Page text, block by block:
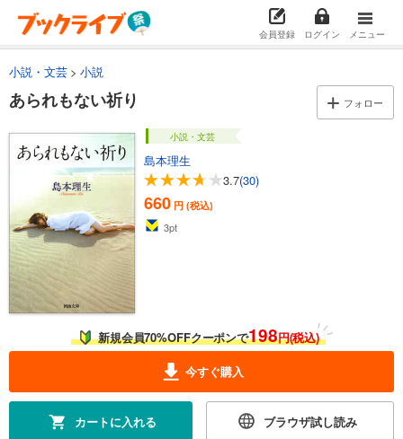
会員登録 ログイン メニュー
小説・文芸 小説
あられもない祈り フォロー
小説・文芸
島本理生
3.7(30)
660 円 (税込)
3pt
新規会員70%OFFクーポンで198円(税込)
今すぐ購入
カートに入れる ブラウザ試し読み